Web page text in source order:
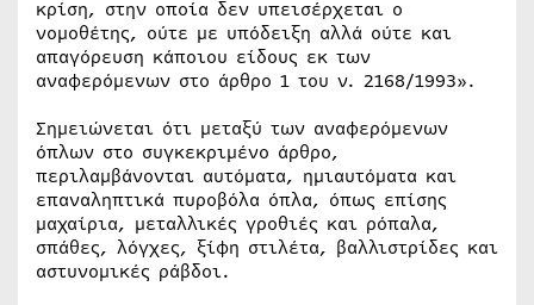
κρίση, στην οποία δεν υπεισέρχεται ο
νομοθέτης, ούτε με υπόδειξη αλλά ούτε και
απαγόρευση κάποιου είδους εκ των
αναφερόμενων στο άρθρο 1 του ν. 2168/1993».
Σημειώνεται ότι μεταξύ των αναφερόμενων
όπλων στο συγκεκριμένο άρθρο,
περιλαμβάνονται αυτόματα, ημιαυτόματα και
επαναληπτικά πυροβόλα όπλα, όπως επίσης
μαχαίρια, μεταλλικές γροθιές και ρόπαλα,
σπάθες, λόγχες, ξίφη στιλέτα, βαλλιστρίδες και
αστυνομικές ράβδοι.